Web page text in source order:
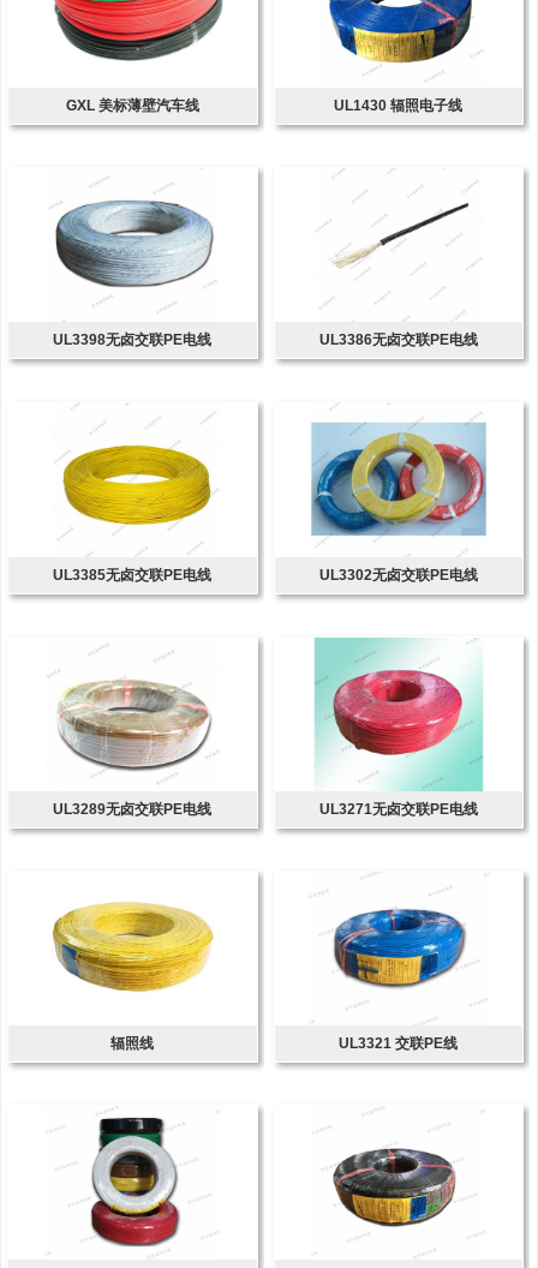
GXL 美标薄壁汽车线 UL1430 辐照电子线
UL3398无卤交联PE电线 UL3386无卤交联PE电线
UL3385无卤交联PE电线 UL3302无卤交联PE电线
UL3289无卤交联PE电线 UL3271无卤交联PE电线
辐照线 UL3321 交联PE线